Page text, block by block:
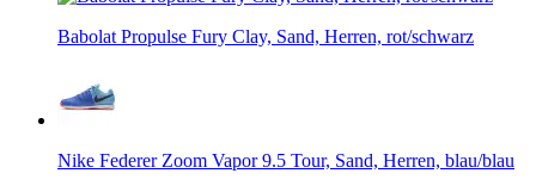
Babolat Propulse Fury Clay, Sand, Herren, rot/schwarz
Nike Federer Zoom Vapor 9.5 Tour, Sand, Herren, blau/blau